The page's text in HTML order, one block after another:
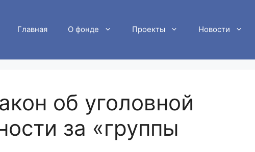
Главная О фонде Проекты Новости
об уголовной
за «группы